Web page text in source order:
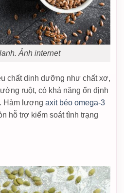
Ảnh internet
chất dinh dưỡng như chất xơ,
ruột, có khả năng ổn định
Hàm lượng axit béo omega-3
hỗ trợ kiểm soát tình trạng